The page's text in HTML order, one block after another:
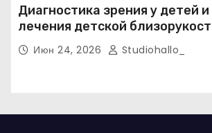
Диагностика зрения у детей
лечения детской
косоглазия и амблиопии
Июн 24, 2026 Studiohallo_